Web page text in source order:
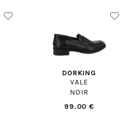
DORKING
VALE
NOIR
99.00 €